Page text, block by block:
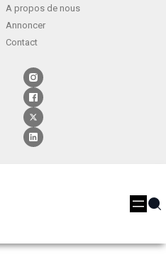
A propos de nous
Annoncer
Contact